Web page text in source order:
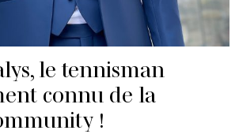
le tennisman
connu de la
!